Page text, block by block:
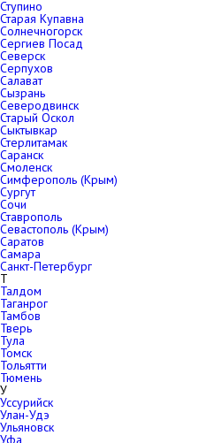
Ступино
Старая Купавна
Солнечногорск
Сергиев Посад
Северск
Серпухов
Салават
Сызрань
Северодвинск
Старый Оскол
Сыктывкар
Стерлитамак
Саранск
Смоленск
Симферополь (Крым)
Сургут
Сочи
Ставрополь
Севастополь (Крым)
Саратов
Самара
Санкт-Петербург
Т
Талдом
Таганрог
Тамбов
Тверь
Тула
Томск
Тольятти
Тюмень
У
Уссурийск
Улан-Удэ
Ульяновск
Уфа